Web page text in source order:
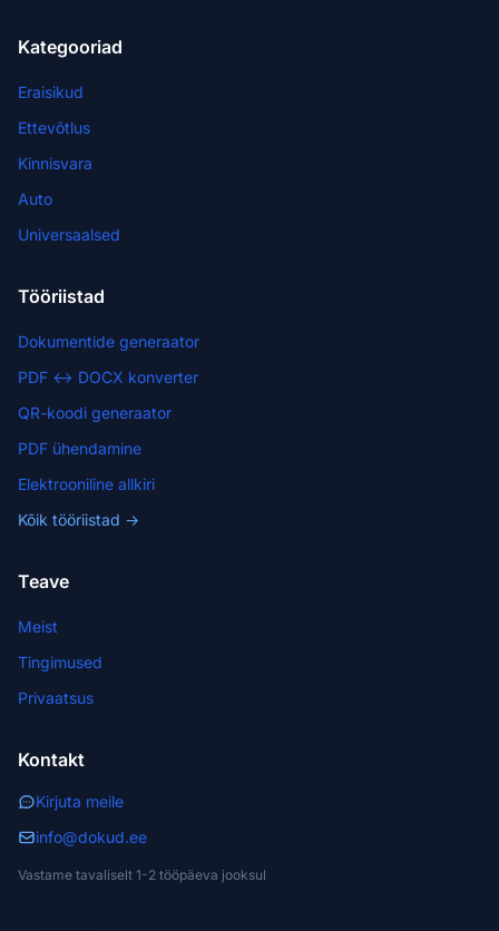
Kategooriad
Eraisikud
Ettevõtlus
Kinnisvara
Auto
Universaalsed
Tööriistad
Dokumentide generaator
PDF ↔ DOCX konverter
QR-koodi generaator
PDF ühendamine
Elektrooniline allkiri
Kõik tööriistad →
Teave
Meist
Tingimused
Privaatsus
Kontakt
Kirjuta meile
info@dokud.ee
Vastame tavaliselt 1-2 tööpäeva jooksul